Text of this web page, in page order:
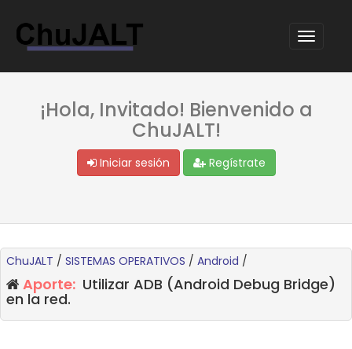
¡Hola, Invitado! Bienvenido a
ChuJALT!
Iniciar sesión Regístrate
ChuJALT / SISTEMAS OPERATIVOS / Android /
Aporte: Utilizar ADB (Android Debug Bridge)
en la red.